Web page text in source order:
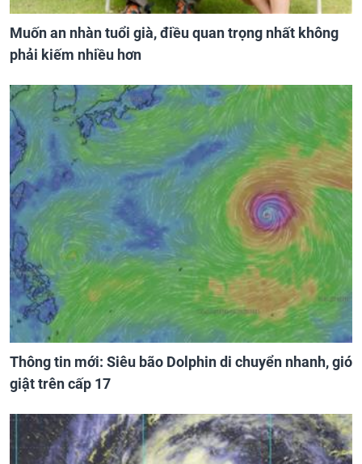
Muốn an nhàn tuổi già, điều quan trọng nhất không
phải kiếm nhiều hơn
Thông tin mới: Siêu bão Dolphin di chuyển nhanh, gió
giật trên cấp 17